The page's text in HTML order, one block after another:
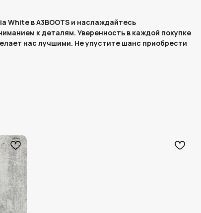
White в A3BOOTS и наслаждайтесь
к деталям. Уверенность в каждой покупке
нас лучшими. Не упустите шанс приобрести